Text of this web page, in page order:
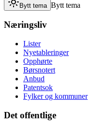
Bytt tema Bytt tema
Næringsliv
Lister
Nyetableringer
Opphørte
Børsnotert
Anbud
Patentsok
Fylker og kommuner
Det offentlige